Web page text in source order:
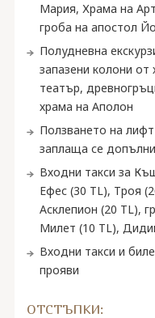
Мария, Храма на
гроба на апостол
Полудневна
запазени колони от
театър,
храма на Аполон
Ползването на
заплаща се
Входни такси за
Ефес (30 TL), Троя
Асклепион (20 TL),
Милет (10 TL),
Входни такси и
прояви
ОТСТЪПКИ: